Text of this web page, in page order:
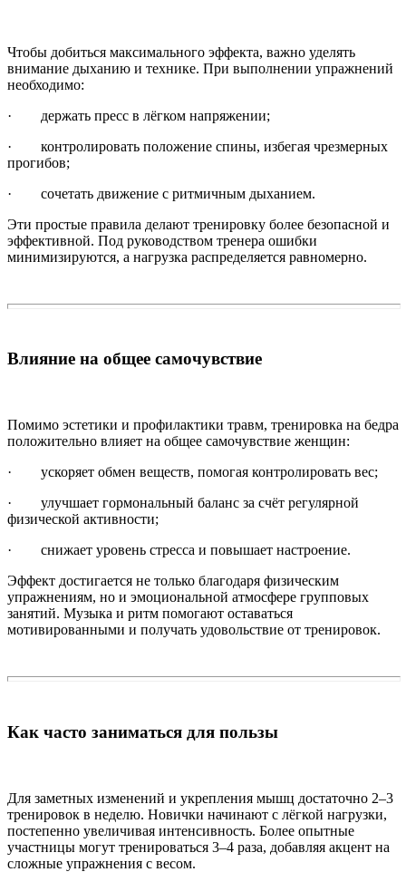
Чтобы добиться максимального эффекта, важно уделять
внимание дыханию и технике. При выполнении упражнений
необходимо:
· держать пресс в лёгком напряжении;
· контролировать положение спины, избегая чрезмерных
прогибов;
· сочетать движение с ритмичным дыханием.
Эти простые правила делают тренировку более безопасной и
эффективной. Под руководством тренера ошибки
минимизируются, а нагрузка распределяется равномерно.
Влияние на общее самочувствие
Помимо эстетики и профилактики травм, тренировка на бедра
положительно влияет на общее самочувствие женщин:
· ускоряет обмен веществ, помогая контролировать вес;
· улучшает гормональный баланс за счёт регулярной
физической активности;
· снижает уровень стресса и повышает настроение.
Эффект достигается не только благодаря физическим
упражнениям, но и эмоциональной атмосфере групповых
занятий. Музыка и ритм помогают оставаться
мотивированными и получать удовольствие от тренировок.
Как часто заниматься для пользы
Для заметных изменений и укрепления мышц достаточно 2–3
тренировок в неделю. Новички начинают с лёгкой нагрузки,
постепенно увеличивая интенсивность. Более опытные
участницы могут тренироваться 3–4 раза, добавляя акцент на
сложные упражнения с весом.